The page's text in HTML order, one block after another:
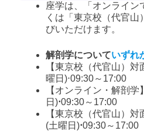
座学は、「オンライン
くは「東京校（代官山
びいただけます。
解剖学についていずれ
【東京校（代官山）
曜日)⋅09:30～17:00
【オンライン・解剖学
日)⋅09:30～17:00
【東京校（代官山）
(土曜日)⋅09:30～17:00